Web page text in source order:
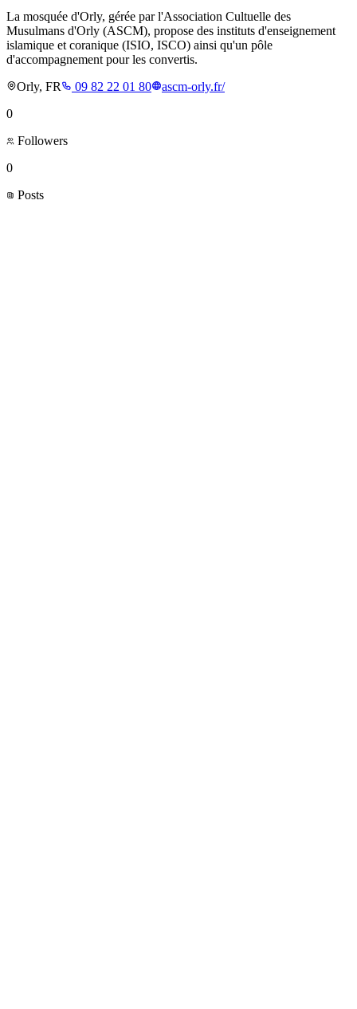
La mosquée d'Orly, gérée par l'Association Cultuelle des
Musulmans d'Orly (ASCM), propose des instituts d'enseignement
islamique et coranique (ISIO, ISCO) ainsi qu'un pôle
d'accompagnement pour les convertis.
Orly, FR
09 82 22 01 80
ascm-orly.fr/
0
Followers
0
Posts